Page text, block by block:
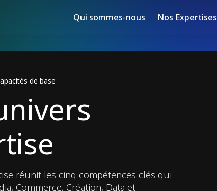
Qui sommes-nous Nos Expertises
de base
réunit les cinq compétences clés qui
Commerce, Création, Data et